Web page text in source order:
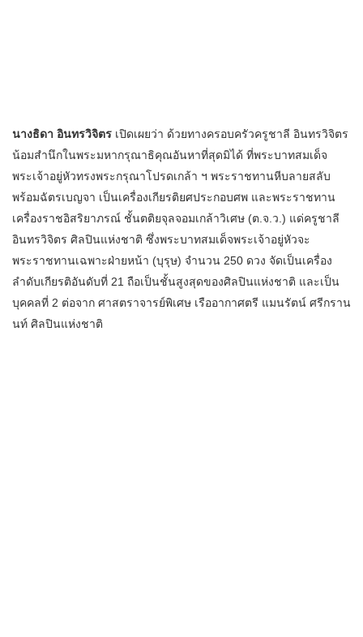
นางธิดา อินทรวิจิตร เปิดเผยว่า ด้วยทางครอบครัวครูชาลี อินทรวิจิตร
น้อมสำนึกในพระมหากรุณาธิคุณอันหาที่สุดมิได้ ที่พระบาทสมเด็จ
พระเจ้าอยู่หัวทรงพระกรุณาโปรดเกล้า ฯ พระราชทานหีบลายสลับ
พร้อมฉัตรเบญจา เป็นเครื่องเกียรติยศประกอบศพ และพระราชทาน
เครื่องราชอิสริยาภรณ์ ชั้นตติยจุลจอมเกล้าวิเศษ (ต.จ.ว.) แด่ครูชาลี
อินทรวิจิตร ศิลปินแห่งชาติ ซึ่งพระบาทสมเด็จพระเจ้าอยู่หัวจะ
พระราชทานเฉพาะฝ่ายหน้า (บุรุษ) จำนวน 250 ดวง จัดเป็นเครื่อง
ลำดับเกียรติอันดับที่ 21 ถือเป็นชั้นสูงสุดของศิลปินแห่งชาติ และเป็น
บุคคลที่ 2 ต่อจาก ศาสตราจารย์พิเศษ เรืออากาศตรี แมนรัตน์ ศรีกราน
นท์ ศิลปินแห่งชาติ